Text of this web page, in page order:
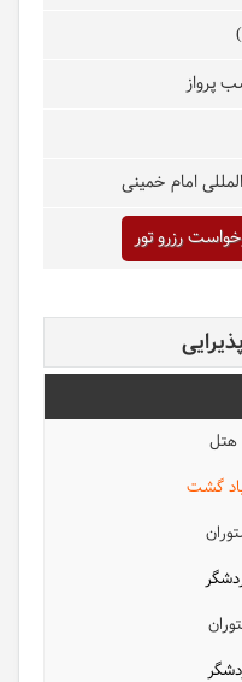
امام خمینی
رزرو تور
هتل
گشت